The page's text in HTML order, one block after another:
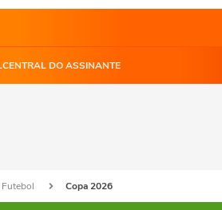
CENTRAL DO ASSINANTE
Futebol Copa 2026